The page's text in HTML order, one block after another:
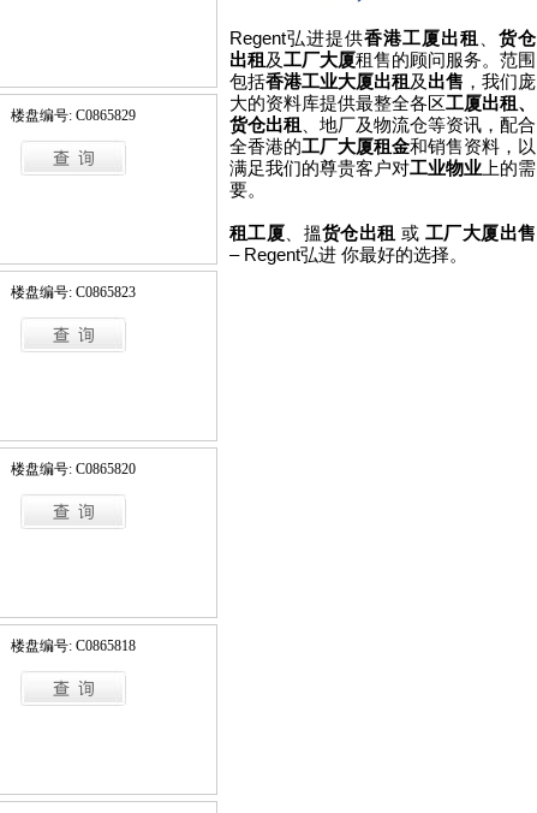
楼盘编号: C0865829
楼盘编号: C0865823
楼盘编号: C0865820
楼盘编号: C0865818
Regent弘进提供香港工厦出租
货仓
出租及工厂大厦租售的顾问服务。范围
包括香港工业大厦出租及 出售 ，我们庞
大的资料库提供最整全各区工厦出租、
货仓出租
、地厂及物流仓等资讯，配合
全香港的工厂大厦租金和销售资料，以
满足我们的尊贵客户对工业物业 上的需
要。
租工厦 、搵货仓出租 或 工厂大厦出售
– Regent弘进 你最好的选择。